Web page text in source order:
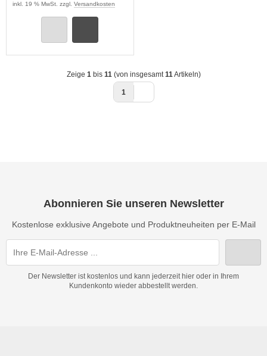
inkl. 19 % MwSt. zzgl. Versandkosten
Zeige 1bis 11(von insgesamt11Artikeln)
1
Abonnieren Sie unseren Newsletter
Kostenlose exklusive Angebote und Produktneuheiten per E-Mail
Der Newsletter ist kostenlos und kann jederzeit hier oder in Ihrem
Kundenkonto wieder abbestellt werden.